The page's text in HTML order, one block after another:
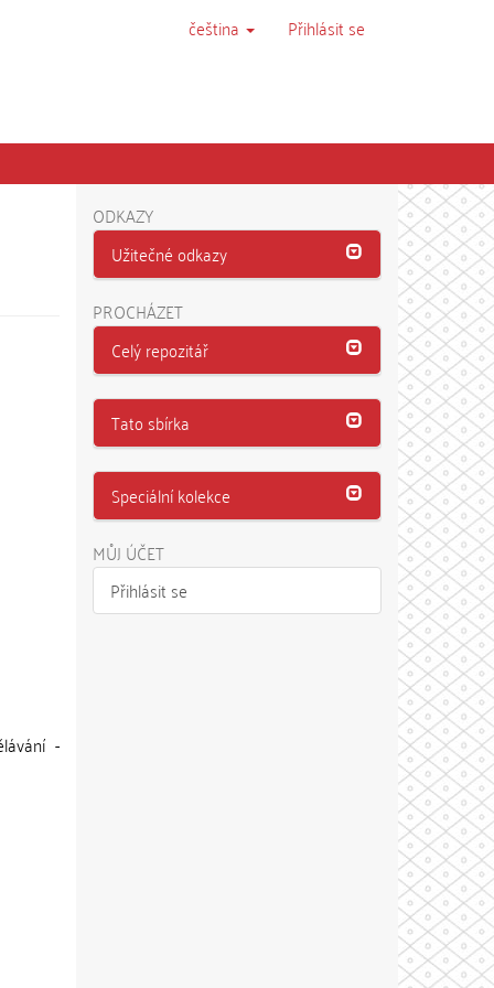
čeština Přihlásit se
-
ODKAZY
Užitečné odkazy
PROCHÁZET
Celý repozitář
Tato sbírka
Speciální kolekce
MŮJ ÚČET
Přihlásit se